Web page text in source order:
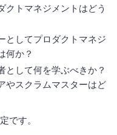
クトマネジメントはどう
としてプロダクトマネジ
何か？
として何を学ぶべきか？
やスクラムマスターはど
です。